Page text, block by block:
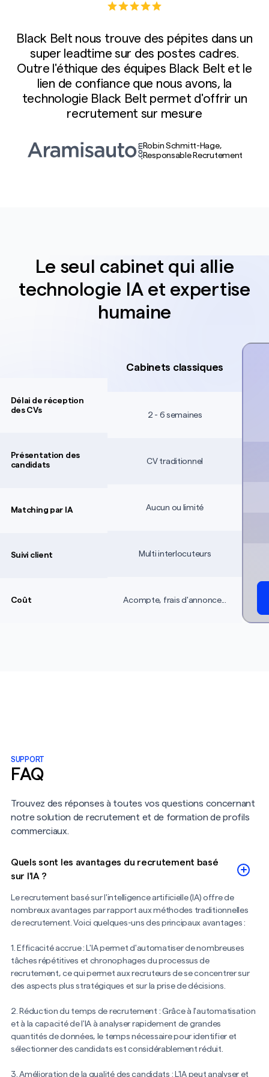
Unit
responsable qualité
juriste
contrôleur de
gestion
account Manager
gestionnaire ADV
responsable RH
commercial
directeur financier
client
customer Care
Chain
chef de secteur
directeur Business
Unit
responsable qualité
juriste
contrôleur de
gestion
account Manager
responsable
Marketing
gestionnaire ADV
Black Belt nous trouve des pépites dans un
super leadtime sur des postes cadres.
Outre l'éthique des équipes Black Belt et le
lien de confiance que nous avons, la
technologie Black Belt permet d'offrir un
recrutement sur mesure
Robin Schmitt-Hage,
Responsable Recrutement
Le seul cabinet qui allie
technologie IA et expertise
humaine
Délai de réception
des CVs
Présentation des
candidats
Matching par IA
Suivi client
Coût
Cabinets classiques
2 - 6 semaines
CV traditionnel
Aucun ou limité
Multi interlocuteurs
Acompte, frais d'annonce...
SUPPORT
FAQ
Trouvez des réponses à toutes vos questions concernant
notre solution de recrutement et de formation de profils
commerciaux.
Quels sont les avantages du recrutement basé
sur l'IA ?
Le recrutement basé sur l'intelligence artificielle (IA) offre de
nombreux avantages par rapport aux méthodes traditionnelles
de recrutement. Voici quelques-uns des principaux avantages :
1. Efficacité accrue : L'IA permet d'automatiser de nombreuses
tâches répétitives et chronophages du processus de
recrutement, ce qui permet aux recruteurs de se concentrer sur
des aspects plus stratégiques et sur la prise de décisions.
2. Réduction du temps de recrutement : Grâce à l'automatisation
et à la capacité de l'IA à analyser rapidement de grandes
quantités de données, le temps nécessaire pour identifier et
sélectionner des candidats est considérablement réduit.
3. Amélioration de la qualité des candidats : L'IA peut analyser et